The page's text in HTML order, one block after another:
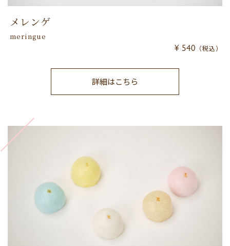
メレンゲ
meringue
¥ 540 （税込）
詳細はこちら